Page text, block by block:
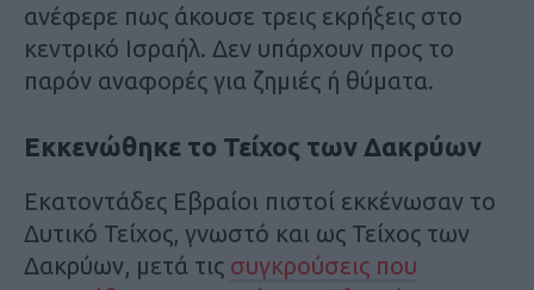
ανέφερε πως άκουσε τρεις εκρήξεις στο
κεντρικό Ισραήλ. Δεν υπάρχουν προς το
παρόν αναφορές για ζημιές ή θύματα.
Εκκενώθηκε το Τείχος των Δακρύων
Εκατοντάδες Εβραίοι πιστοί εκκένωσαν το
Δυτικό Τείχος, γνωστό και ως Τείχος των
Δακρύων, μετά τις συγκρούσεις που